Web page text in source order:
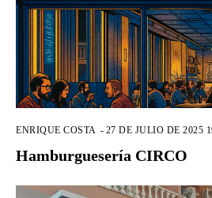
ENRIQUE COSTA - 27 DE JULIO DE 2025
Hamburguesería CIRCO